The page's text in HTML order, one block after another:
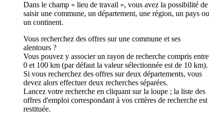
Dans le champ « lieu de travail », vous avez la possibilité de
saisir une commune, un département, une région, un pays ou
un continent.
Vous recherchez des offres sur une commune et ses
alentours ?
Vous pouvez y associer un rayon de recherche compris entre
0 et 100 km (par défaut la valeur sélectionnée est de 10 km).
Si vous recherchez des offres sur deux départements, vous
devez alors effectuer deux recherches séparées.
Lancez votre recherche en cliquant sur la loupe ; la liste des
offres d'emploi correspondant à vos critères de recherche est
restituée.